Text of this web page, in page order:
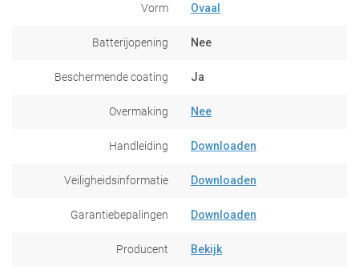
Vorm Ovaal
Batterijopening Nee
Beschermende coating Ja
Overmaking Nee
Handleiding Downloaden
Veiligheidsinformatie Downloaden
Garantiebepalingen Downloaden
Producent Bekijk